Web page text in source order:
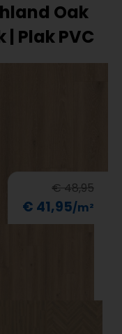
Oak
| Plak PVC
€ 48,95
€ 41,95